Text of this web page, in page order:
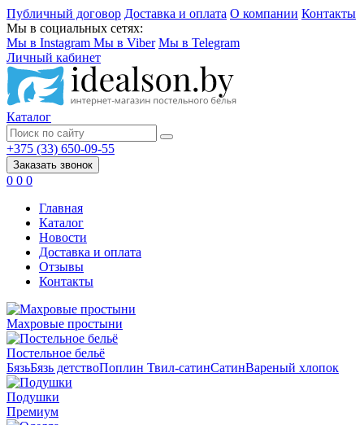
Публичный договор Доставка и оплата О компании Контакты
Мы в социальных сетях:
Мы в Instagram Мы в Viber Мы в Telegram
Личный кабинет
Каталог
+375 (33) 650-09-55
Заказать звонок
0 0 0
Главная
Каталог
Новости
Доставка и оплата
Отзывы
Контакты
Махровые простыни
Постельное бельё
БязьБязь детствоПоплин Твил-сатинСатинВареный хлопок
Подушки
Премиум